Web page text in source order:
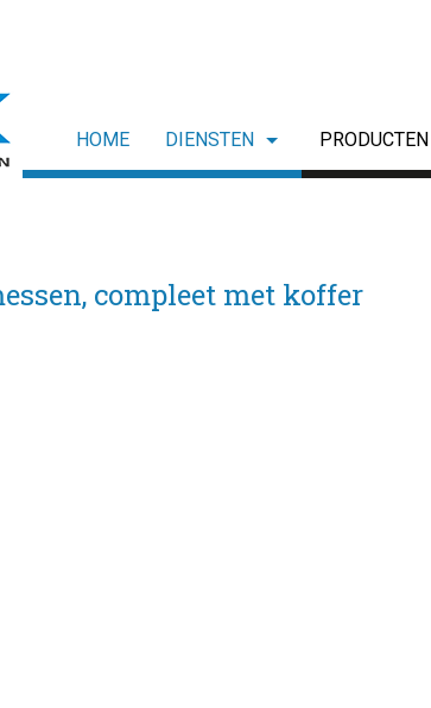
HOME DIENSTEN PRODUCTEN
compleet met koffer